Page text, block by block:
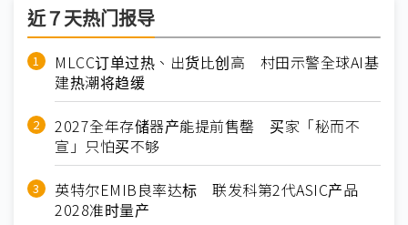
近７天热门报导
MLCC订单过热、出货比创高 村田示警全球AI基
建热潮将趋缓
2027全年存储器产能提前售罄 买家「秘而不
宣」只怕买不够
英特尔EMIB良率达标 联发科第2代ASIC产品
2028准时量产